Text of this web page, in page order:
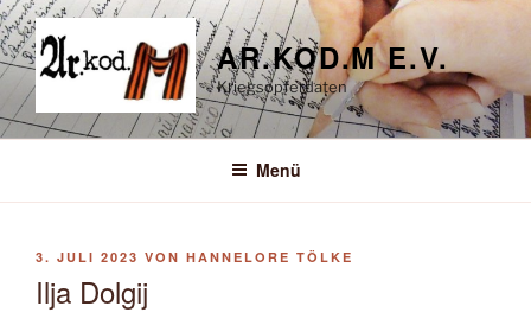
Zum
Inhalt
springen
AR.KOD.M E.V.
Kriegsopferdaten
Menü
VERÖFFENTLICHT
3. JULI 2023 VON HANNELORE TÖLKE
Ilja Dolgij